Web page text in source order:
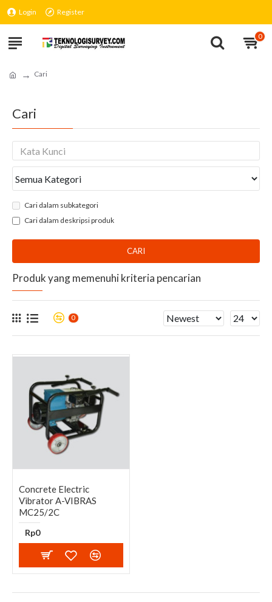
Login Register
0
Cari
Cari
Cari dalam subkategori
Cari dalam deskripsi produk
CARI
Produk yang memenuhi kriteria pencarian
0
Concrete Electric
Vibrator A-VIBRAS
MC25/2C
Rp0